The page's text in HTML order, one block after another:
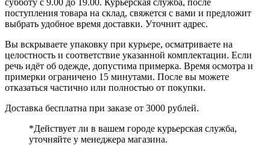
субботу с 9.00 до 19.00. Курьерская служба, после
поступления товара на склад, свяжется с вами и предложит
выбрать удобное время доставки. Уточнит адрес.
Вы вскрываете упаковку при курьере, осматриваете на
целостность и соответствие указанной комплектации. Если
речь идёт об одежде, допустима примерка. Время осмотра и
примерки ограничено 15 минутами. После вы можете
отказаться частично или полностью от покупки.
Доставка бесплатна при заказе от 3000 рублей.
*Действует ли в вашем городе курьерская служба,
уточняйте у менеджера магазина.